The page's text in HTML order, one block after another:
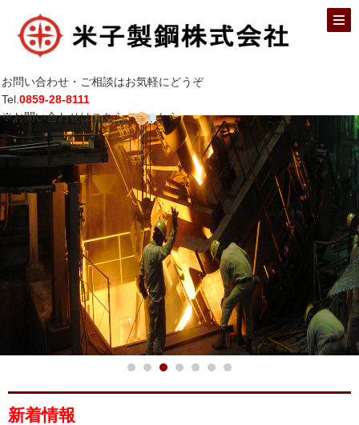
お問い合わせ・ご相談はお気軽にどうぞ
Tel. 0859-28-8111
※お問い合わせはこちら から
新着情報